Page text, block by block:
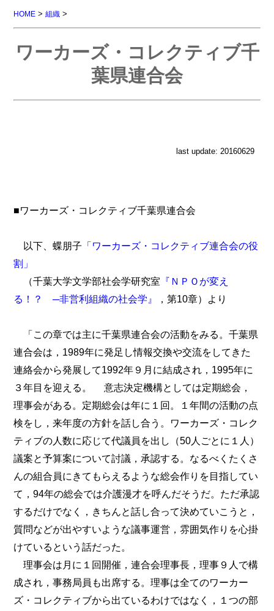
HOME >組織 >
ワーカーズ・コレクティブ千
葉県連合会
last update: 20160629
■ワーカーズ・コレクティブ千葉県連合会
以下、蝶朋子 「ワーカーズ・コレクティブ連合会の役
割」
（千葉大学文学部社会学研究室 『ＮＰＯが変え
る！？ ─非営利組織の社会学』
，第10章）より
「この章では主に千葉県連合会の活動をみる。千葉県
連合会は，1989年に発足し情報交換や交流をしてきた
連絡会から発展して1992年９月に結成され，1995年に
３年目を迎える。 意志決定機構としては定期総会，
理事会がある。定期総会は年に１回。１年間の活動の点
検をし，来年度の方針を話し合う。ワーカーズ・コレク
ティブの人数に応じて代議員を出し（50人ごとに１人）
議案と予算案について討議，承認する。なるべくたくさ
んの組合員にきてもらえるような総会作りを目指してい
て，94年の総会では介護漫才を呼んだそうだ。ただ承認
するだけでなく，きちんと話し合って決めていこうと，
質問などが出やすいような議事運営，雰囲気作りを心掛
けているという話だった。
理事会は月に１回開催，連合会理事長，理事９人で構
成され，事務局員も出席する。理事は全てのワーカー
ズ・コレクティブから出ているわけではなく，１つの部